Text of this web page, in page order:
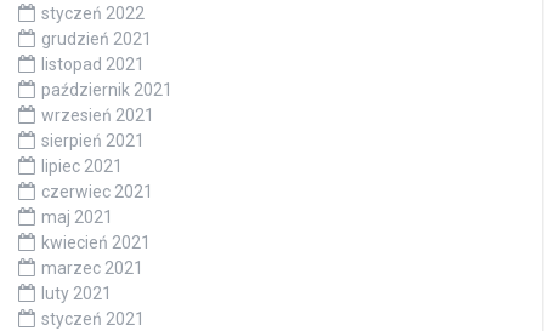
styczeń 2022
grudzień 2021
listopad 2021
październik 2021
wrzesień 2021
sierpień 2021
lipiec 2021
czerwiec 2021
maj 2021
kwiecień 2021
marzec 2021
luty 2021
styczeń 2021